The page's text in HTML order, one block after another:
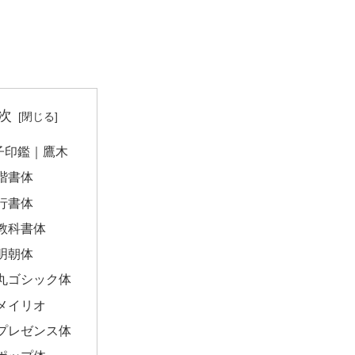
印鑑｜鷹木
書体
書体
科書体
朝体
ゴシック体
イリオ
レゼンス体